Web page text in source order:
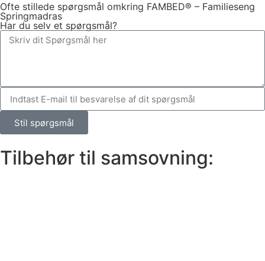
Ofte stillede spørgsmål omkring FAMBED® – Familieseng
Springmadras
Har du selv et spørgsmål?
Stil spørgsmål
Tilbehør til samsovning: